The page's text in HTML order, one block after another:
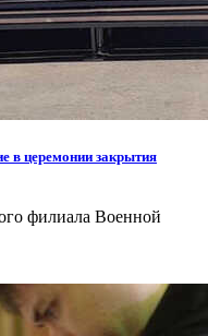
в церемонии закрытия
филиала Военной